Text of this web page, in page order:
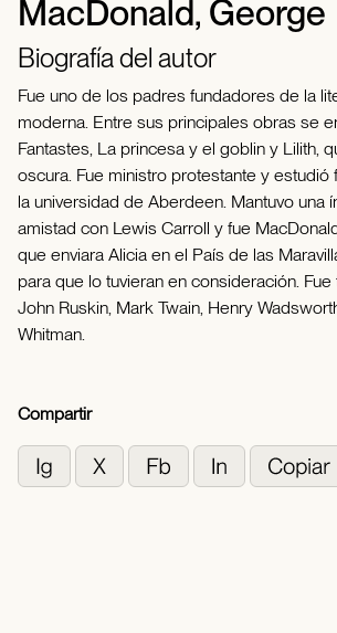
MacDonald, George
Biografía del autor
Fue uno de los padres fundadores de la
moderna. Entre sus principales obras se
Fantastes, La princesa y el goblin y Lilith,
oscura. Fue ministro protestante y estudió
la universidad de Aberdeen. Mantuvo una
amistad con Lewis Carroll y fue
que enviara Alicia en el País de las
para que lo tuvieran en consideración.
John Ruskin, Mark Twain, Henry
Whitman.
Compartir